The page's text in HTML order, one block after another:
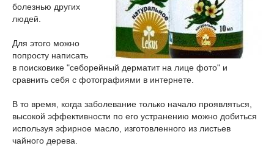
болезнью других
людей.
Для этого можно
попросту написать
в поисковике "себорейный дерматит на лице фото" и
сравнить себя с фотографиями в интернете.
В то время, когда заболевание только начало проявляться,
высокой эффективности по его устранению можно добиться
используя эфирное масло, изготовленного из листьев
чайного дерева.